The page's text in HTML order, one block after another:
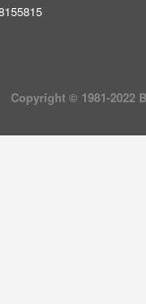
Copyright © 1981-2022